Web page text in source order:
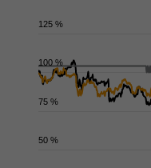
100 %
50 %
75 %
125 %